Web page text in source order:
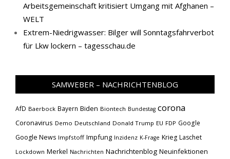
Arbeitsgemeinschaft kritisiert Umgang mit Afghanen –
WELT
Extrem-Niedrigwasser: Bilger will Sonntagsfahrverbot
für Lkw lockern – tagesschau.de
SAMWEBER – NACHRICHTENBLOG
AfD Baerbock Bayern Biden Biontech Bundestag corona
Coronavirus Demo Deutschland Donald Trump EU FDP Google
Google News Impfstoff Impfung Inzidenz K-Frage Krieg Laschet
Lockdown Merkel Nachrichten Nachrichtenblog Neuinfektionen